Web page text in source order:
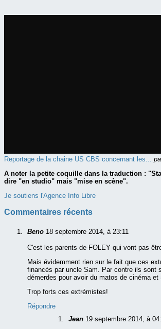
Reportage de la chaine US CBS concernant les...
A noter la petite coquille dans la traduction :
dire "en studio" mais "mise en scène".
Je soutiens l'Agence Info Libre
Commentaires récents
Beno 18 septembre 2014, à 23:11
C'est les parents de FOLEY qui vont pas
Mais évidemment rien sur le fait que ces
financés par uncle Sam. Par contre ils sont
démerdes pour avoir du matos de cinéma et
Trop forts ces extrémistes!
Répondre
Jean 19 septembre 2014, à